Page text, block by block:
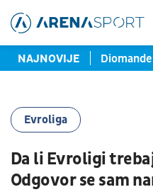
NAJNOVIJE
reagovala
Evroliga
Da li Evroligi
Odgovor se sam